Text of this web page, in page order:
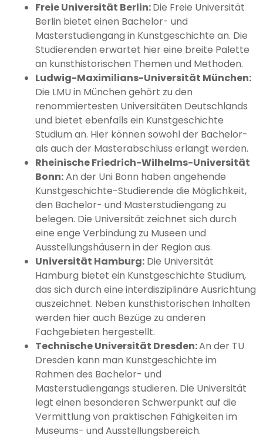
Freie Universität Berlin:Die Freie Universität
Berlin bietet einen Bachelor- und
Masterstudiengang in Kunstgeschichte an. Die
Studierenden erwartet hier eine breite Palette
an kunsthistorischen Themen und Methoden.
Ludwig-Maximilians-Universität München:
Die LMU in München gehört zu den
renommiertesten Universitäten Deutschlands
und bietet ebenfalls ein Kunstgeschichte
Studium an. Hier können sowohl der Bachelor-
als auch der Masterabschluss erlangt werden.
Rheinische Friedrich-Wilhelms-Universität
Bonn:An der Uni Bonn haben angehende
Kunstgeschichte-Studierende die Möglichkeit,
den Bachelor- und Masterstudiengang zu
belegen. Die Universität zeichnet sich durch
eine enge Verbindung zu Museen und
Ausstellungshäusern in der Region aus.
Universität Hamburg: Die Universität
Hamburg bietet ein Kunstgeschichte Studium,
das sich durch eine interdisziplinäre Ausrichtung
auszeichnet. Neben kunsthistorischen Inhalten
werden hier auch Bezüge zu anderen
Fachgebieten hergestellt.
Technische Universität Dresden:An der TU
Dresden kann man Kunstgeschichte im
Rahmen des Bachelor- und
Masterstudiengangs studieren. Die Universität
legt einen besonderen Schwerpunkt auf die
Vermittlung von praktischen Fähigkeiten im
Museums- und Ausstellungsbereich.